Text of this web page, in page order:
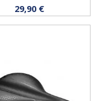
Acheter
29,90 €